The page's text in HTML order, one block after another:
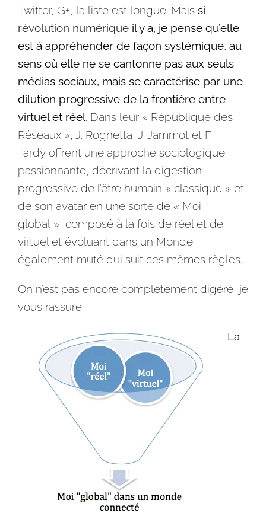
Twitter, G+, la liste est longue. Mais si
révolution numérique il y a, je pense qu’elle
est à appréhender de façon systémique, au
sens où elle ne se cantonne pas aux seuls
médias sociaux, mais se caractérise par une
dilution progressive de la frontière entre
virtuel et réel. Dans leur « République des
Réseaux », J. Rognetta, J. Jammot et F.
Tardy offrent une approche sociologique
passionnante, décrivant la digestion
progressive de l’être humain « classique » et
de son avatar en une sorte de « Moi
global », composé à la fois de réel et de
virtuel et évoluant dans un Monde
également muté qui suit ces mêmes règles.
On n’est pas encore complètement digéré, je
vous rassure.
La